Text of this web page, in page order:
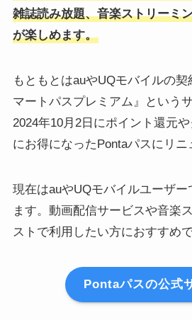
雑誌読み放題、音楽ストリーミ
が楽しめます。
もともとはauやUQモバイルの契
マートパスプレミアム』という
2024年10月2日にポイント還元
にお得になったPontaパスにリニ
現在はauやUQモバイルユーザー
ます。動画配信サービスや音楽
ストで利用したい方におすすめで
Pontaパスの公式